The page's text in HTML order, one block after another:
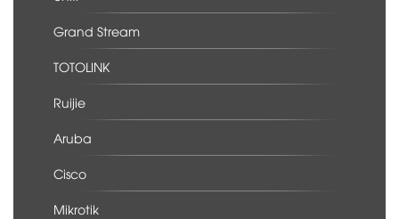
Grand Stream
TOTOLINK
Ruijie
Aruba
Cisco
Mikrotik